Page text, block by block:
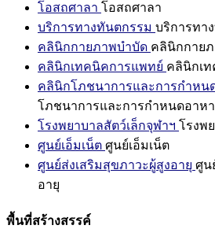
โอสถศาลา โอสถศาลา
บริการทางทันตกรรม บริการทา
คลินิกกายภาพบำบัด คลินิกกาย
คลินิกเทคนิคการแพทย์ คลินิกเ
คลินิกโภชนาการและการกำหน
โภชนาการและการกำหนดอาห
โรงพยาบาลสัตว์เล็กจุฬาฯ โรงพ
ศูนย์เอ็มเน็ต ศูนย์เอ็มเน็ต
ศูนย์ส่งเสริมสุขภาวะผู้สูงอายุ ศูน
อายุ
พื้นที่สร้างสรรค์